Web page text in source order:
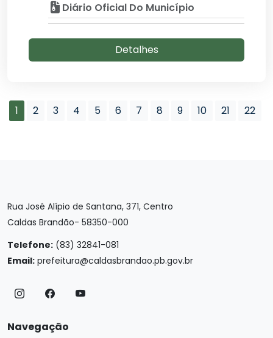
Diário Oficial Do Município
Detalhes
1 2 3 4 5 6 7 8 9 10 21 22
Rua José Alípio de Santana, 371, Centro
Caldas Brandão- 58350-000
Telefone: (83) 32841-081
Email: prefeitura@caldasbrandao.pb.gov.br
Navegação